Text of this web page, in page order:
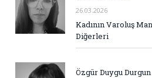
26.03.2026
Kadının Varoluş
Diğerleri
Özgür Duygu Durgun